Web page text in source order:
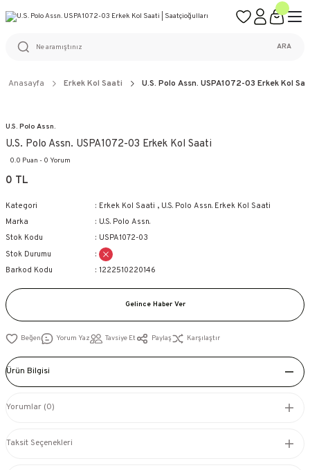
%100 ORİJİNAL ÜRÜN GARANTİSİ
ARA
Anasayfa Erkek Kol Saati U.S. Polo Assn. USPA1072-03 Erkek Kol
U.S. Polo Assn.
U.S. Polo Assn. USPA1072-03 Erkek Kol Saati
0.0 Puan - 0 Yorum
0 TL
Kategori Erkek Kol Saati , U.S. Polo Assn. Erkek Kol Saati
Marka
U.S. Polo Assn.
Stok Kodu
USPA1072-03
Stok Durumu
Barkod Kodu
1222510220146
Gelince Haber Ver
Yorum Yaz Tavsiye Et Paylaş Karşılaştır
Ürün Bilgisi
Yorumlar (0)
Taksit Seçenekleri